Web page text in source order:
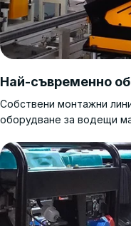
Най-съвременно
Собствени монтажни
оборудване за водещи